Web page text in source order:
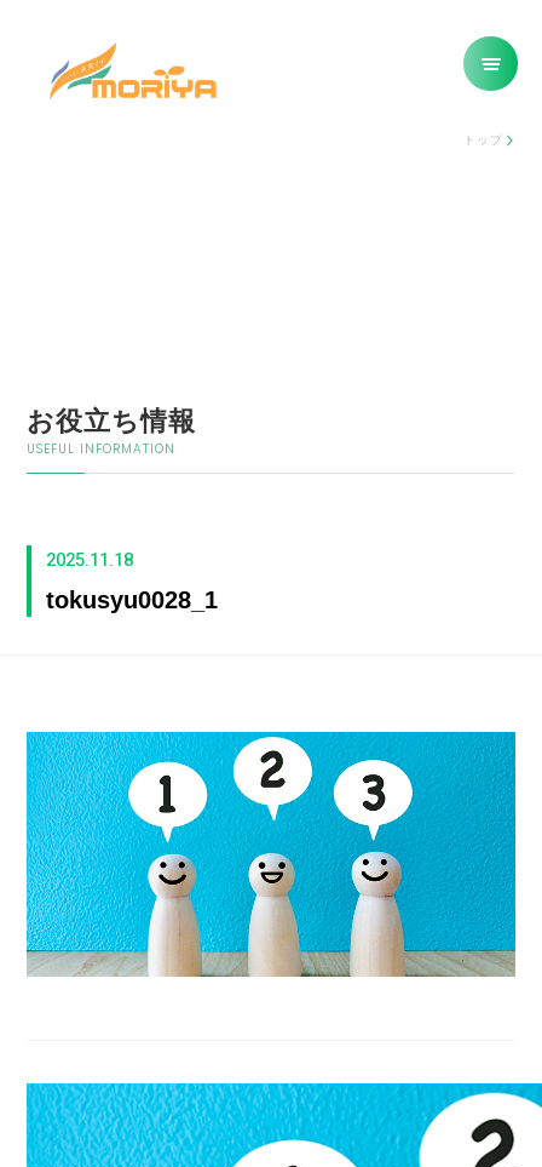
トップ
お役立ち情報
USEFUL INFORMATION
2025.11.18
tokusyu0028_1